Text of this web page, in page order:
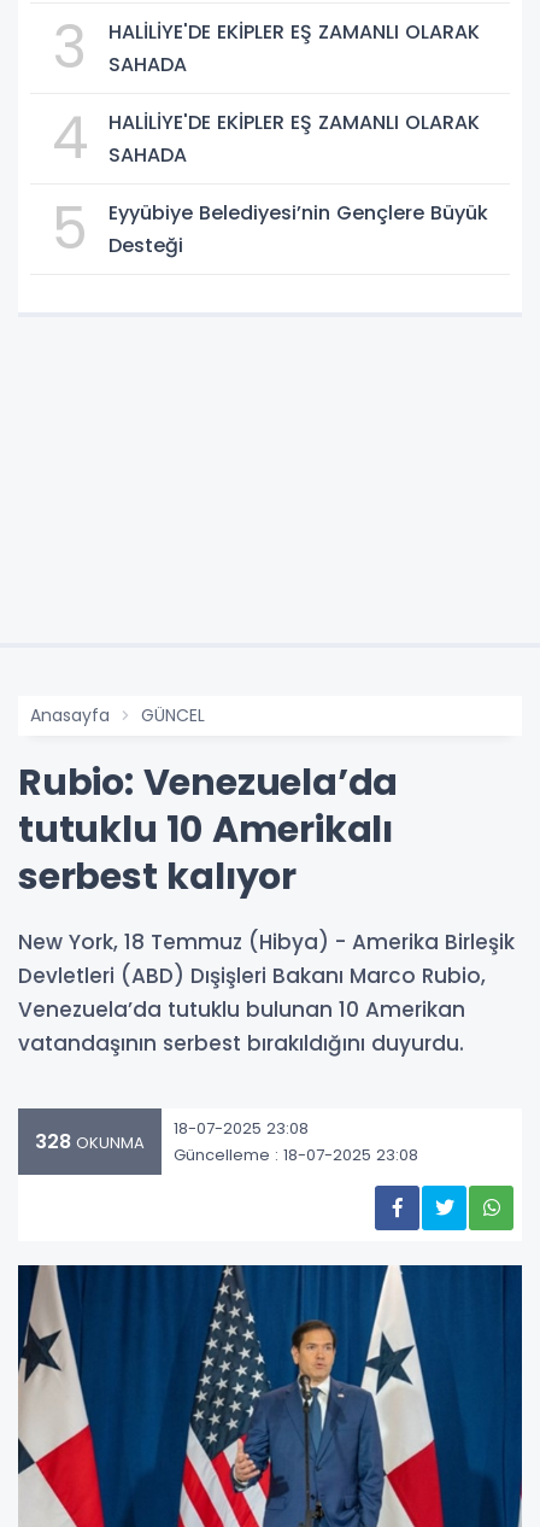
3
HALİLİYE'DE EKİPLER EŞ ZAMANLI OLARAK
SAHADA
4
HALİLİYE'DE EKİPLER EŞ ZAMANLI OLARAK
SAHADA
5
Eyyübiye Belediyesi’nin Gençlere Büyük
Desteği
Anasayfa GÜNCEL
Rubio: Venezuela’da
tutuklu 10 Amerikalı
serbest kalıyor
New York, 18 Temmuz (Hibya) - Amerika Birleşik
Devletleri (ABD) Dışişleri Bakanı Marco Rubio,
Venezuela’da tutuklu bulunan 10 Amerikan
vatandaşının serbest bırakıldığını duyurdu.
328 OKUNMA
18-07-2025 23:08
Güncelleme : 18-07-2025 23:08